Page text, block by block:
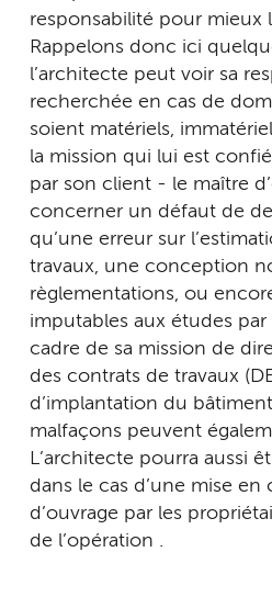
responsabilité pour mieux
Rappelons donc ici
l’architecte peut voir sa
recherchée en cas de
soient matériels,
la mission qui lui est
par son client - le maître
concerner un défaut de
qu’une erreur sur
travaux, une conception
règlementations, ou
imputables aux études par
cadre de sa mission de
des contrats de travaux
d’implantation du
malfaçons peuvent
L’architecte pourra aussi
dans le cas d’une mise en
d’ouvrage par les
de l’opération .